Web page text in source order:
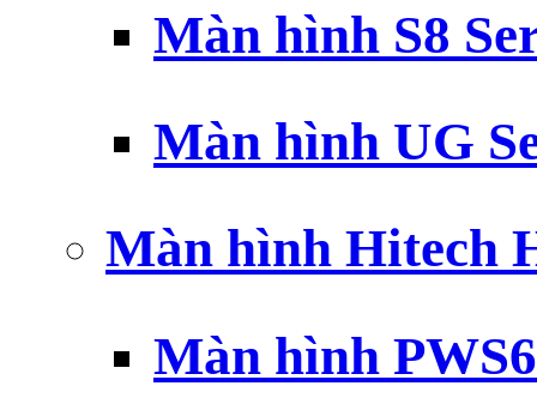
Màn hình S8
Màn hình UG
Màn hình Hitech
Màn hình